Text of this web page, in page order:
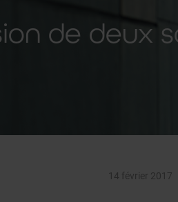
de deux
14 février 2017